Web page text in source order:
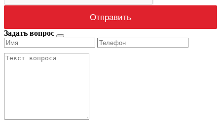
Задать вопрос